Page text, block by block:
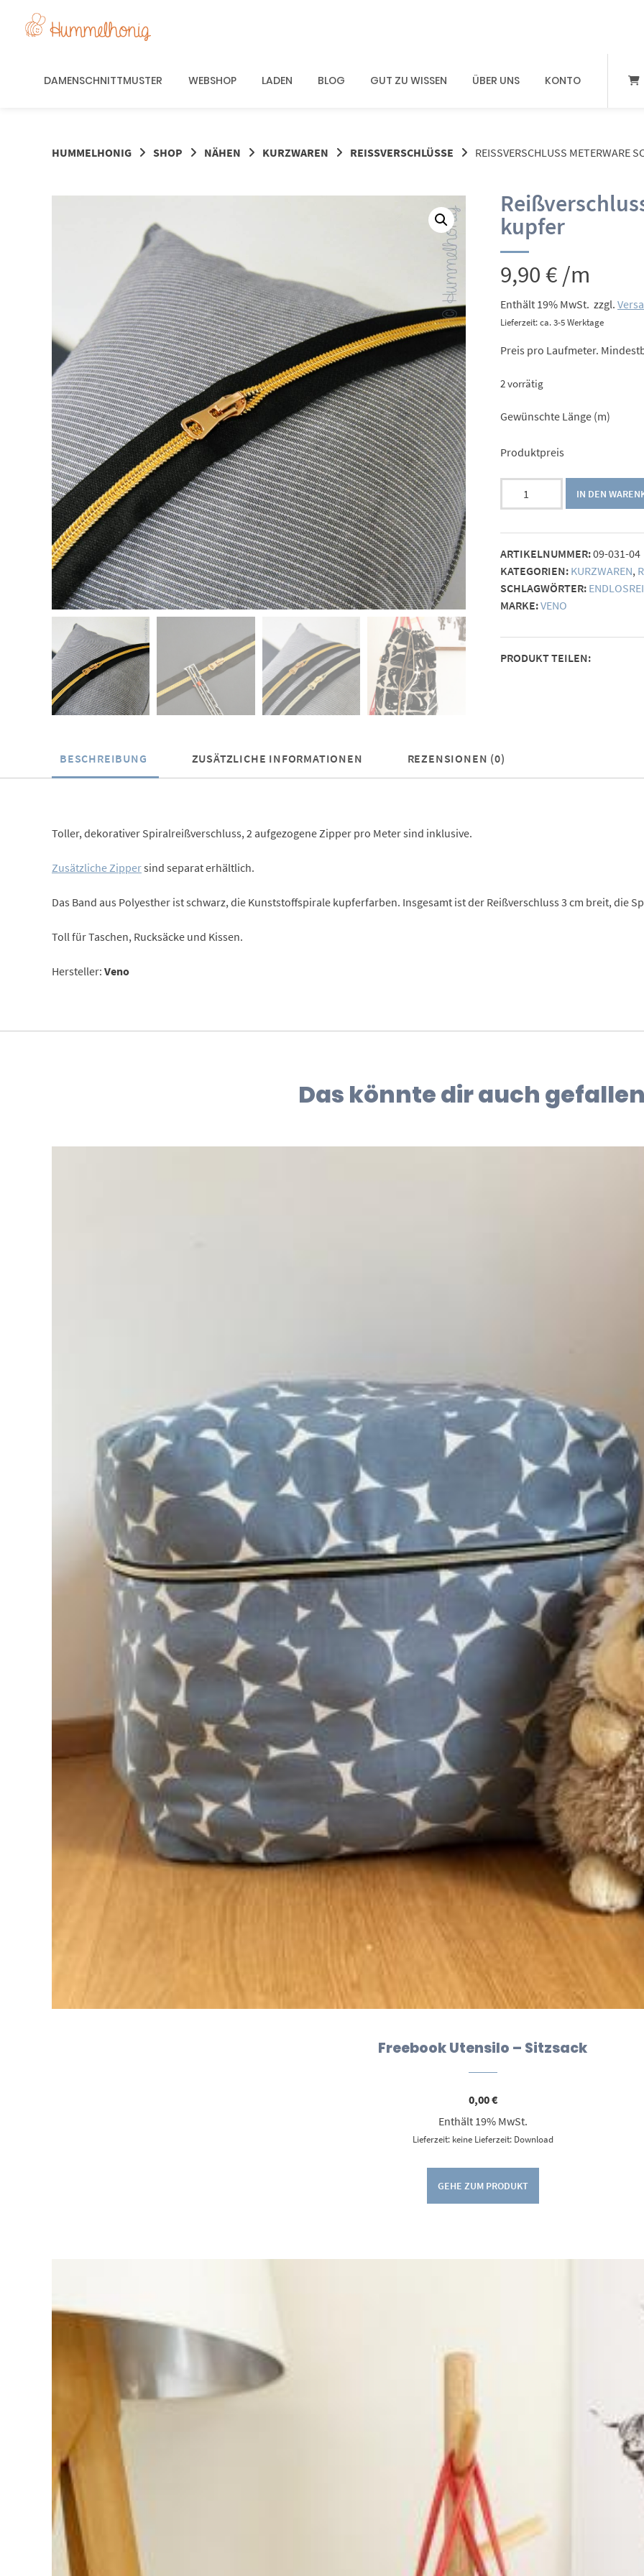
DAMENSCHNITTMUSTER WEBSHOP LADEN BLOG GUT ZU WISSEN ÜBER UNS KONTO
HUMMELHONIG SHOP NÄHEN KURZWAREN REISSVERSCHLÜSSE REISSVERSCHLUSS METERWARE
kupfer
9,90€ /m
Enthält 19% MwSt. zzgl.
Lieferzeit: ca. 3-5 Werktage
Preis pro Laufmeter.
2 vorrätig
Gewünschte Länge (m)
Produktpreis
kupfer
Menge
IN DEN
ARTIKELNUMMER:09-031-04
KATEGORIEN: KURZWAREN,
SCHLAGWÖRTER:
MARKE:VENO
PRODUKT TEILEN:
BESCHREIBUNG ZUSÄTZLICHE INFORMATIONEN REZENSIONEN (0)
Toller, dekorativer Spiralreißverschluss, 2 aufgezogene Zipper pro Meter sind inklusive.
Zusätzliche Zippersind separat erhältlich.
Das Band aus Polyesther ist schwarz, die Kunststoffspirale kupferfarben. Insgesamt ist der Reißverschluss 3 cm breit, die
Toll für Taschen, Rucksäcke und Kissen.
Hersteller: Veno
Das könnte dir auch
Freebook Utensilo – Sitzsack
0,00€
Enthält 19% MwSt.
Lieferzeit: keine Lieferzeit: Download
GEHE ZUM PRODUKT